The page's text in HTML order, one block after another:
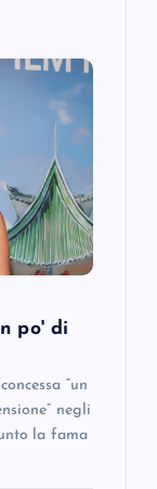
po' di
“un
negli
la fama